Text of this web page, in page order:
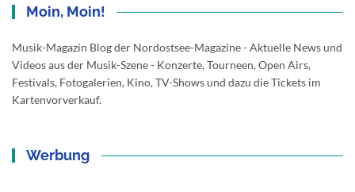
Moin, Moin!
Musik-Magazin Blog der Nordostsee-Magazine - Aktuelle News und
Videos aus der Musik-Szene - Konzerte, Tourneen, Open Airs,
Festivals, Fotogalerien, Kino, TV-Shows und dazu die Tickets im
Kartenvorverkauf.
Werbung